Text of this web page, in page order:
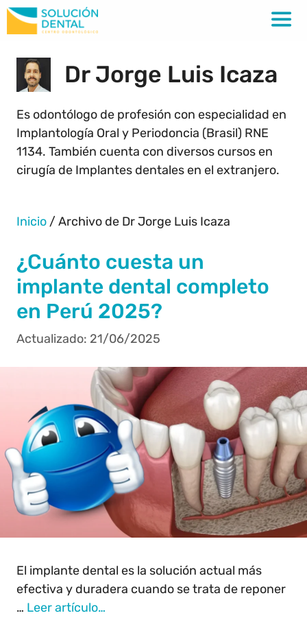
Dr Jorge Luis Icaza
Es odontólogo de profesión con especialidad en
Implantología Oral y Periodoncia (Brasil) RNE
1134. También cuenta con diversos cursos en
cirugía de Implantes dentales en el extranjero.
Inicio /Archivo de Dr Jorge Luis Icaza
¿Cuánto cuesta un
implante dental completo
en Perú 2025?
21/06/2025
El implante dental es la solución actual más
efectiva y duradera cuando se trata de reponer
… Leer artículo…